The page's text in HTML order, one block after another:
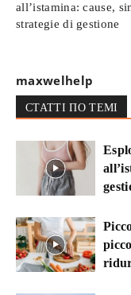
all’istamina: cause,
strategie di gestione
maxwelhelp
СТАТТІ ПО ТЕМІ